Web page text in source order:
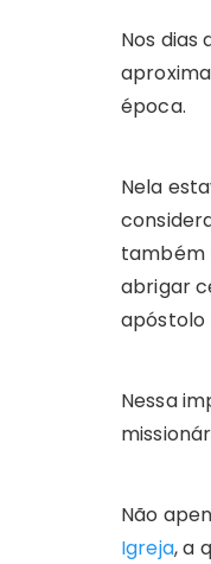
Nos
época.
Nela
também
abrigar
apóstolo
Nessa
Não
Igreja, a